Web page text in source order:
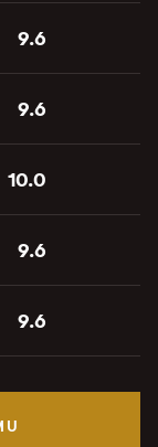
9.6
9.6
10.0
9.6
9.6